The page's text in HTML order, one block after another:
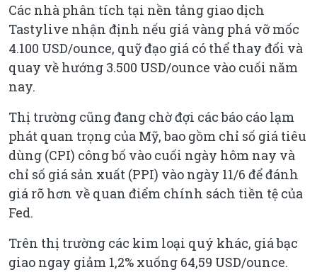
Các nhà phân tích tại nền tảng giao dịch
Tastylive nhận định nếu giá vàng phá vỡ mốc
4.100 USD/ounce, quỹ đạo giá có thể thay đổi và
quay về hướng 3.500 USD/ounce vào cuối năm
nay.
Thị trường cũng đang chờ đợi các báo cáo lạm
phát quan trọng của Mỹ, bao gồm chỉ số giá tiêu
dùng (CPI) công bố vào cuối ngày hôm nay và
chỉ số giá sản xuất (PPI) vào ngày 11/6 để đánh
giá rõ hơn về quan điểm chính sách tiền tệ của
Fed.
Trên thị trường các kim loại quý khác, giá bạc
giao ngay giảm 1,2% xuống 64,59 USD/ounce.